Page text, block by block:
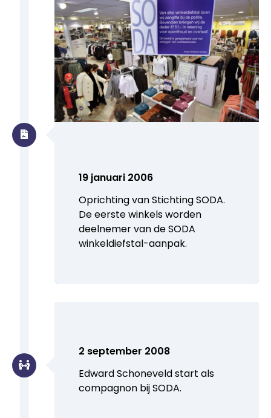
19 januari 2006
Oprichting van Stichting SODA.
De eerste winkels worden
deelnemer van de SODA
winkeldiefstal-aanpak.
2 september 2008
Edward Schoneveld start als
compagnon bij SODA.